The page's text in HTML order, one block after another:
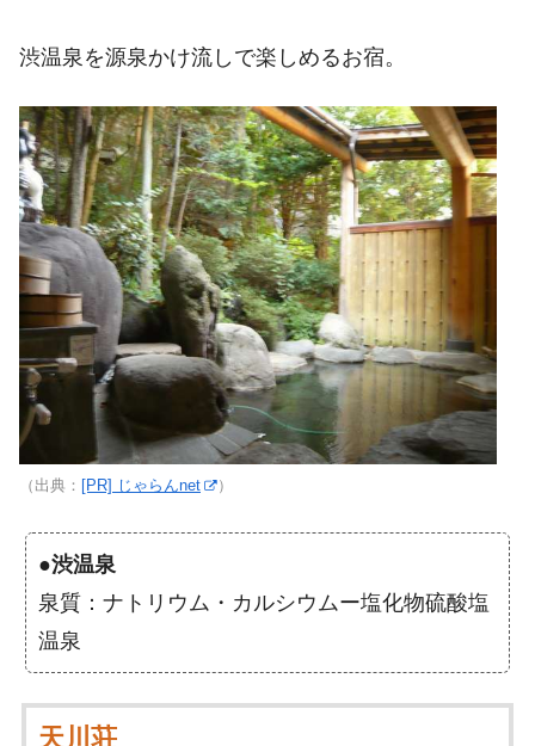
渋温泉を源泉かけ流しで楽しめるお宿。
（出典： [PR] じゃらんnet ）
●渋温泉
泉質：ナトリウム・カルシウムー塩化物硫酸塩
温泉
天川荘